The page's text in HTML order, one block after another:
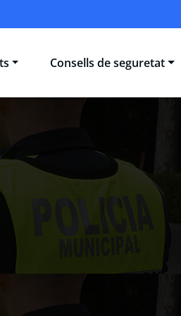
Consells de seguretat